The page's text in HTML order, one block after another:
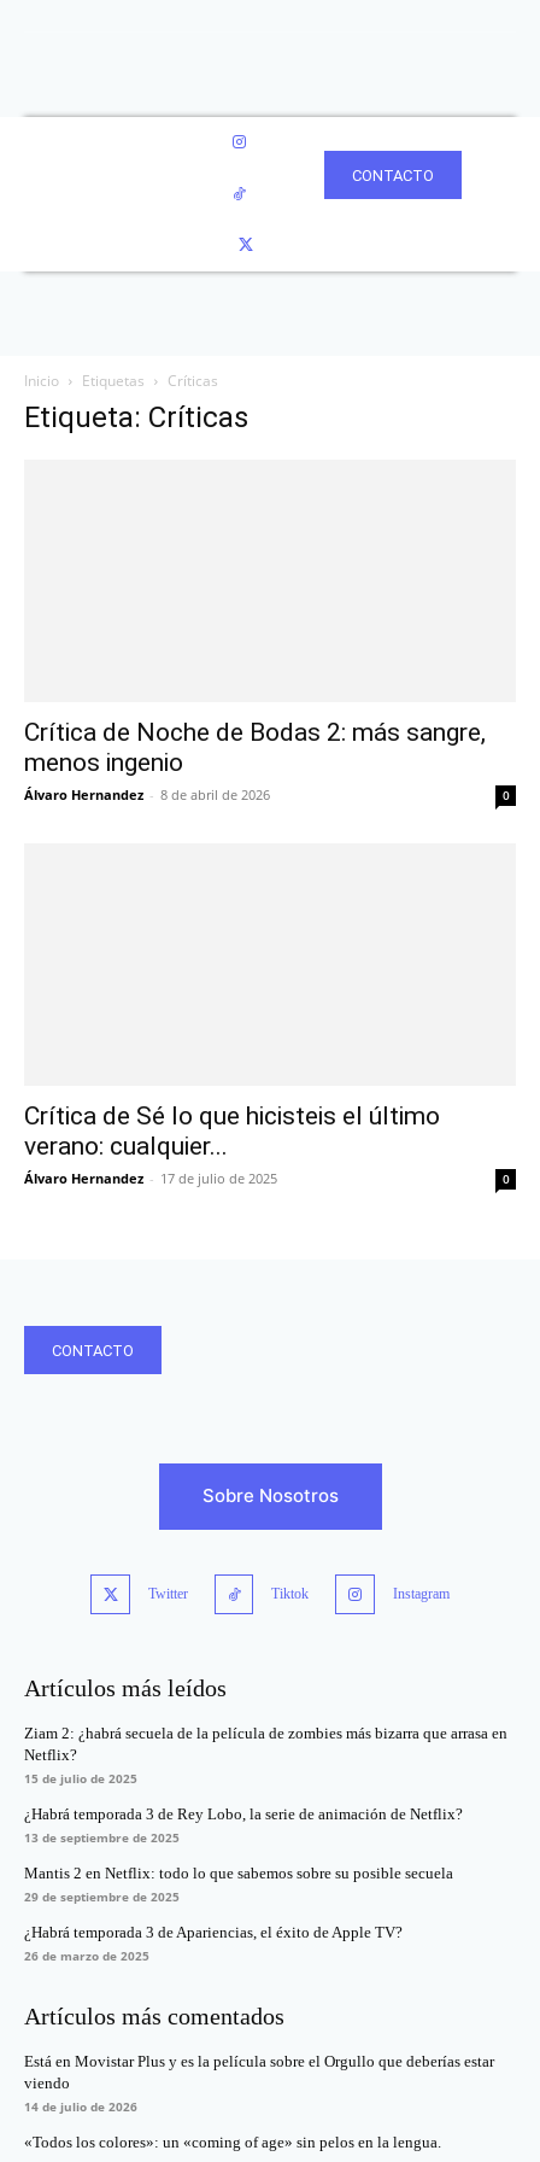
CONTACTO
Inicio Etiquetas Críticas
Etiqueta: Críticas
Crítica de Noche de Bodas 2: más sangre,
menos ingenio
Álvaro Hernandez - 8 de abril de 2026 0
Crítica de Sé lo que hicisteis el último
verano: cualquier...
Álvaro Hernandez - 17 de julio de 2025 0
CONTACTO
Sobre Nosotros
Twitter Tiktok Instagram
Artículos más leídos
Ziam 2: ¿habrá secuela de la película de zombies más bizarra que arrasa en
Netflix?
15 de julio de 2025
¿Habrá temporada 3 de Rey Lobo, la serie de animación de Netflix?
13 de septiembre de 2025
Mantis 2 en Netflix: todo lo que sabemos sobre su posible secuela
29 de septiembre de 2025
¿Habrá temporada 3 de Apariencias, el éxito de Apple TV?
26 de marzo de 2025
Artículos más comentados
Está en Movistar Plus y es la película sobre el Orgullo que deberías estar
viendo
14 de julio de 2026
«Todos los colores»: un «coming of age» sin pelos en la lengua.